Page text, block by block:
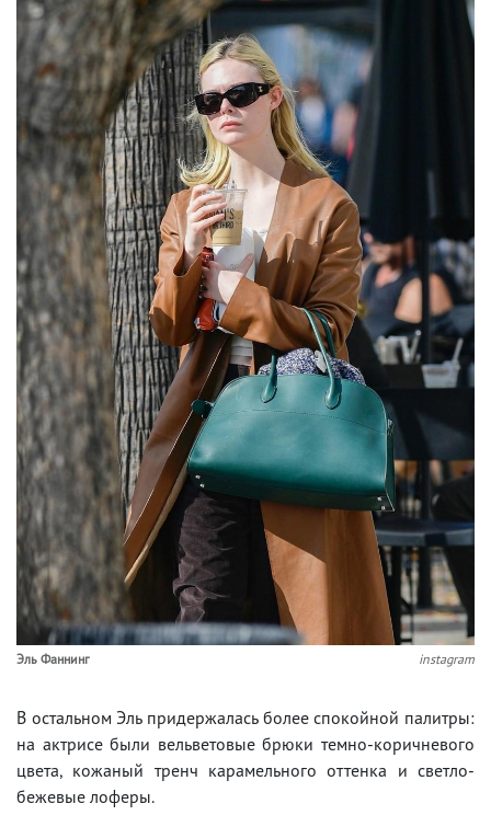
Эль Фаннинг instagram
В остальном Эль придержалась более спокойной палитры:
на актрисе были вельветовые брюки темно-коричневого
цвета, кожаный тренч карамельного оттенка и светло-
бежевые лоферы.